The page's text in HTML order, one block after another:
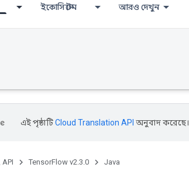
ইকোসিস্টেম আরও দেখুন
এই পৃষ্ঠাটিCloud Translation API অনুবাদ করেছে।
API TensorFlow v2.3.0 Java